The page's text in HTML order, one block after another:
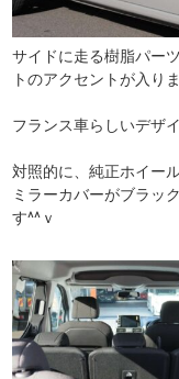
サイドに走る樹脂パー
トのアクセントが入り
フランス車らしいデザ
対照的に、純正ホイー
ミラーカバーがブラッ
す^^ｖ